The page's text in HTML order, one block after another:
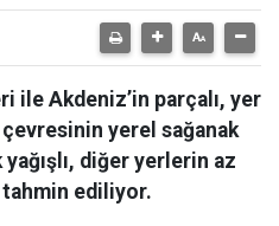
ile Akdeniz’in parçalı, yer
yerel sağanak
diğer yerlerin az
tahmin ediliyor.